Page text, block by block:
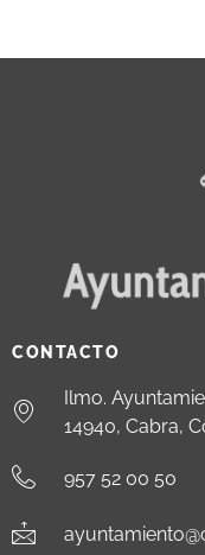
CONTACTO
Ilmo.
14940, Cabra,
957 52 00 50